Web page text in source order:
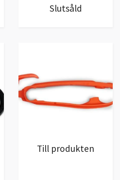
Slutsåld
Till produkten